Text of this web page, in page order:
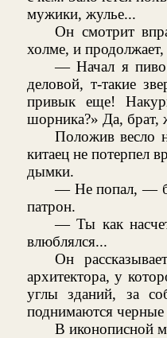
мужики, жулье...
Он смотрит
холме, и
— Начал я пиво
деловой, т-такие
привык еще!
шорника?» Да, брат,
Положив весло
китаец не потерпел
дымки.
— Не попал, —
патрон.
— Ты как
влюблялся...
Он
архитектора, у
углы зданий, за
поднимаются черные
В иконописной